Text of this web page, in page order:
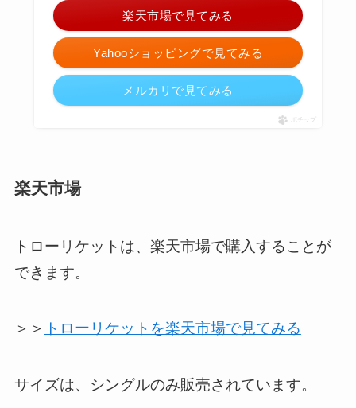
楽天市場で見てみる
Yahooショッピングで見てみる
メルカリで見てみる
ポチップ
楽天市場
トローリケットは、楽天市場で購入することが
できます。
＞＞ トローリケットを楽天市場で見てみる
サイズは、シングルのみ販売されています。